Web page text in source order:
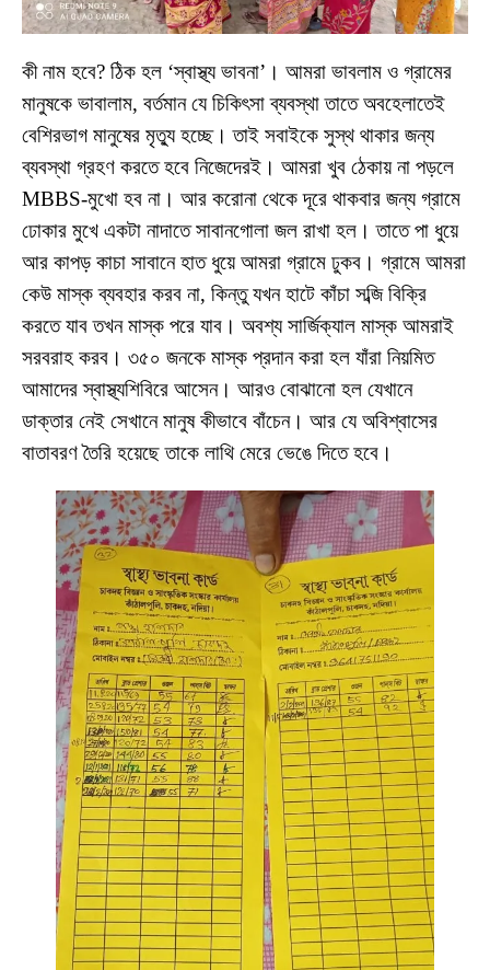
কী নাম হবে? ঠিক হল ‘স্বাস্থ্য ভাবনা’। আমরা ভাবলাম ও গ্রামের
মানুষকে ভাবালাম, বর্তমান যে চিকিৎসা ব্যবস্থা তাতে অবহেলাতেই
বেশিরভাগ মানুষের মৃত্যু হচ্ছে। তাই সবাইকে সুস্থ থাকার জন্য
ব্যবস্থা গ্রহণ করতে হবে নিজেদেরই। আমরা খুব ঠেকায় না পড়লে
MBBS-মুখো হব না। আর করোনা থেকে দূরে থাকবার জন্য গ্রামে
ঢোকার মুখে একটা নাদাতে সাবানগোলা জল রাখা হল। তাতে পা ধুয়ে
আর কাপড় কাচা সাবানে হাত ধুয়ে আমরা গ্রামে ঢুকব। গ্রামে আমরা
কেউ মাস্ক ব্যবহার করব না, কিন্তু যখন হাটে কাঁচা সব্জি বিক্রি
করতে যাব তখন মাস্ক পরে যাব। অবশ্য সার্জিক্যাল মাস্ক আমরাই
সরবরাহ করব। ৩৫০ জনকে মাস্ক প্রদান করা হল যাঁরা নিয়মিত
আমাদের স্বাস্থ্যশিবিরে আসেন। আরও বোঝানো হল যেখানে
ডাক্তার নেই সেখানে মানুষ কীভাবে বাঁচেন। আর যে অবিশ্বাসের
বাতাবরণ তৈরি হয়েছে তাকে লাথি মেরে ভেঙে দিতে হবে।